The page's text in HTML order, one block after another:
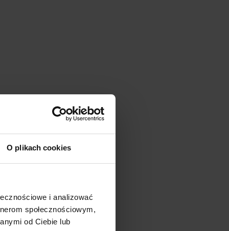
O plikach cookies
i analizować
społecznościowym,
od Ciebie lub